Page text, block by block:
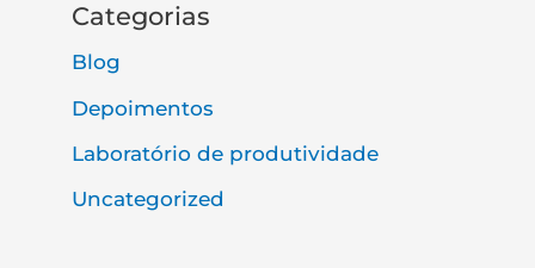
Categorias
Blog
Depoimentos
Laboratório de produtividade
Uncategorized